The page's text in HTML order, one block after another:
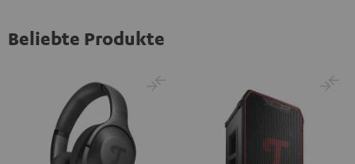
Beliebte Produkte